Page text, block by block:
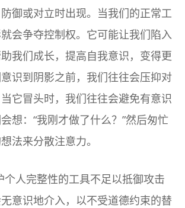
御或对立时出现。当我们的正常工
会争夺控制权。它可能让我们陷入
我们成长，提高自我意识，变得更
识到阴影之前，我们往往会压抑对
它冒头时，我们往往会避免有意识
想：“我刚才做了什么？”然后匆忙
法来分散注意力。
个人完整性的工具不足以抵御攻击
意识地介入，以不受道德约束的替